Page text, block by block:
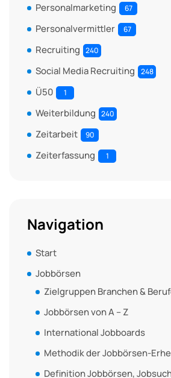
Personalmarketing 67
Personalvermittler 67
Recruiting 240
Social Media Recruiting 248
Ü50 1
Weiterbildung 240
Zeitarbeit 90
Zeiterfassung 1
Navigation
Start
Jobbörsen
Zielgruppen Branchen &
Jobbörsen von A – Z
International Jobboards
Methodik der Jobbörsen-
Definition Jobbörsen,